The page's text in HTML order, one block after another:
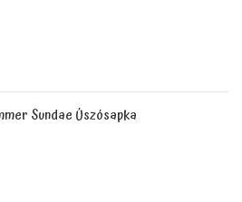
Sundae Úszósapka